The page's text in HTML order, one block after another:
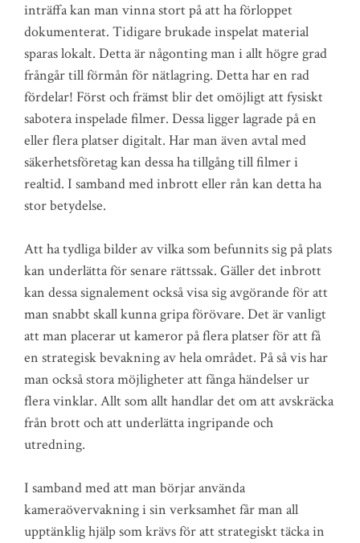
inträffa kan man vinna stort på att ha förloppet
dokumenterat. Tidigare brukade inspelat material
sparas lokalt. Detta är någonting man i allt högre grad
frångår till förmån för nätlagring. Detta har en rad
fördelar! Först och främst blir det omöjligt att fysiskt
sabotera inspelade filmer. Dessa ligger lagrade på en
eller flera platser digitalt. Har man även avtal med
säkerhetsföretag kan dessa ha tillgång till filmer i
realtid. I samband med inbrott eller rån kan detta ha
stor betydelse.
Att ha tydliga bilder av vilka som befunnits sig på plats
kan underlätta för senare rättssak. Gäller det inbrott
kan dessa signalement också visa sig avgörande för att
man snabbt skall kunna gripa förövare. Det är vanligt
att man placerar ut kameror på flera platser för att få
en strategisk bevakning av hela området. På så vis har
man också stora möjligheter att fånga händelser ur
flera vinklar. Allt som allt handlar det om att avskräcka
från brott och att underlätta ingripande och
utredning.
I samband med att man börjar använda
kameraövervakning i sin verksamhet får man all
upptänklig hjälp som krävs för att strategiskt täcka in